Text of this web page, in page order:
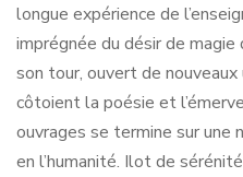
longue expérience de
imprégnée du désir de
son tour, ouvert de
côtoient la poésie et
ouvrages se termine sur une
en l’humanité. Ilot de